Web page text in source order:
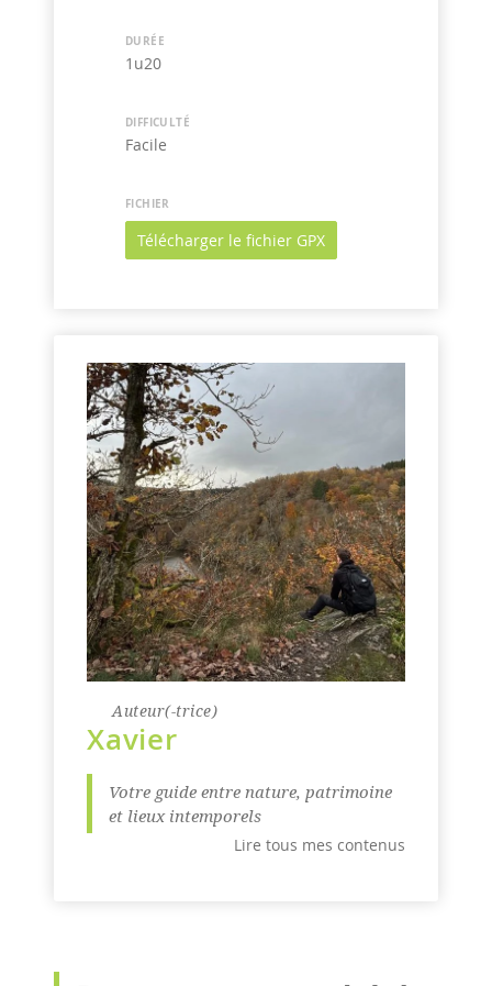
DURÉE
1u20
DIFFICULTÉ
Facile
FICHIER
Télécharger le fichier GPX
Auteur(-trice)
Xavier
Votre guide entre nature, patrimoine
et lieux intemporels
Lire tous mes contenus